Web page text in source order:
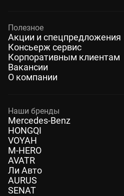
Полезное
Акции и спецпредложения
Консьерж сервис
Корпоративным клиентам
Вакансии
О компании
Наши бренды
Mercedes-Benz
HONGQI
VOYAH
M-HERO
AVATR
Ли Авто
AURUS
SENAT